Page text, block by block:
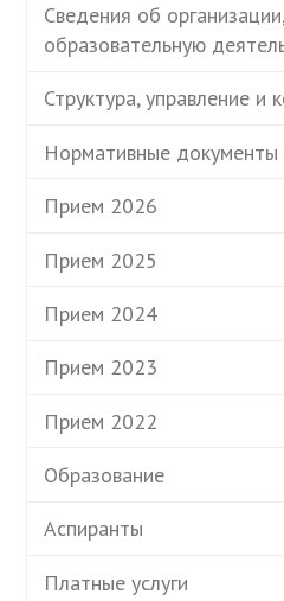
Сведения об
образовательную
Структура, управление и
Нормативные документы
Прием 2026
Прием 2025
Прием 2024
Прием 2023
Прием 2022
Образование
Аспиранты
Платные услуги